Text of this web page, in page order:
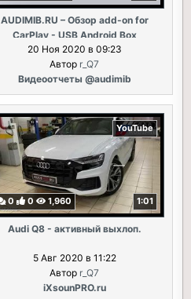
AUDIMIB.RU – Обзор add-on for
CarPlay - USB Android Box
20 Ноя 2020 в 09:23
Автор r_Q7
Видеоотчеты @audimib
YouTube
0 0 1,960 1:01
Audi Q8 - активный выхлоп.
5 Авг 2020 в 11:22
Автор r_Q7
iXsounPRO.ru